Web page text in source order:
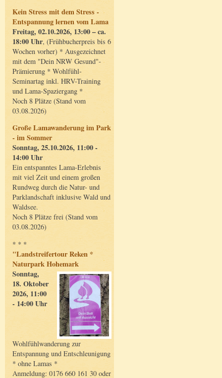
Kein Stress mit dem Stress -
Entspannung lernen vom Lama
Freitag, 02.10.2026, 13:00 – ca.
18:00 Uhr, (Frühbucherpreis bis 6
Wochen vorher) * Ausgezeichnet
mit dem "Dein NRW Gesund"-
Prämierung * Wohlfühl-
Seminartag inkl. HRV-Training
und Lama-Spaziergang *
Noch 8 Plätze (Stand vom
03.08.2026)
Große Lamawanderung im Park
- im Sommer
Sonntag, 25.10.2026, 11:00 -
14:00 Uhr
Ein entspanntes Lama-Erlebnis
mit viel Zeit und einem großen
Rundweg durch die Natur- und
Parklandschaft inklusive Wald und
Waldsee.
Noch 8 Plätze frei (Stand vom
03.08.2026)
* * *
"Landstreifertour Reken *
Naturpark Hohemark
Sonntag,
18. Oktober
2026, 11:00
- 14:00 Uhr
Wohlfühlwanderung zur
Entspannung und Entschleunigung
* ohne Lamas *
Anmeldung: 0176 660 161 30 oder